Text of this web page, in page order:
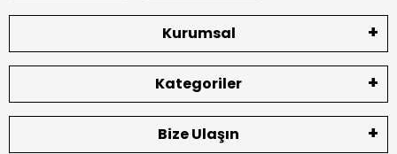
Kurumsal
Kategoriler
Bize Ulaşın